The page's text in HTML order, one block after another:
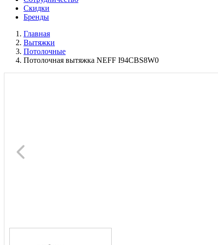
Скидки
Бренды
Главная
Вытяжки
Потолочные
Потолочная вытяжка NEFF I94CBS8W0